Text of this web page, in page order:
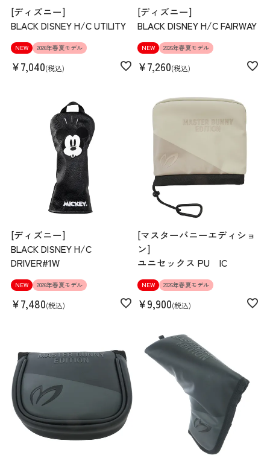
[ディズニー]
BLACK DISNEY H/C UTILITY
NEW 2026年春夏モデル
¥7,040 税込
[ディズニー]
BLACK DISNEY H/C FAIRWAY
NEW 2026年春夏モデル
¥7,260 税込
[ディズニー]
BLACK DISNEY H/C
DRIVER#1W
NEW 2026年春夏モデル
¥7,480 税込
[マスターバニーエディショ
ン]
ユニセックス PU IC
NEW 2026年春夏モデル
¥9,900 税込